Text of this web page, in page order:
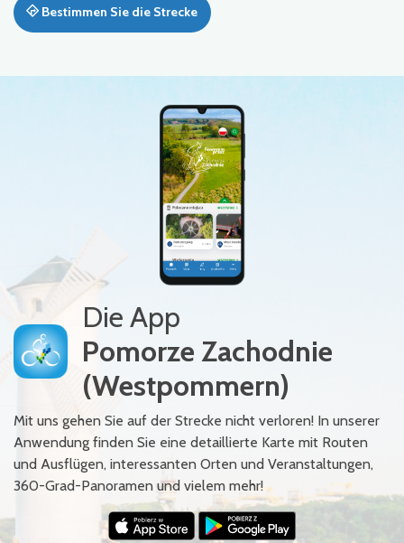
Bestimmen Sie die Strecke
Die App
Pomorze Zachodnie
(Westpommern)
Mit uns gehen Sie auf der Strecke nicht verloren! In unserer
Anwendung finden Sie eine detaillierte Karte mit Routen
und Ausflügen, interessanten Orten und Veranstaltungen,
360-Grad-Panoramen und vielem mehr!